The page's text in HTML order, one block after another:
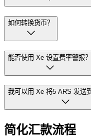
如何转换货币？
能否使用 Xe 设置费率警报？
我可以用 Xe 将5 ARS 发送
简化汇款流程